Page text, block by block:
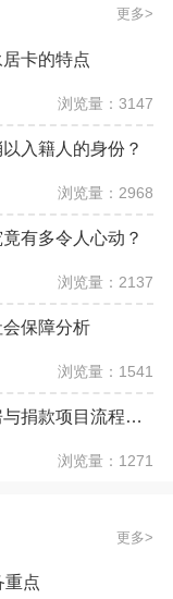
更多
卡的特点
浏览量：3147
入籍人的身份？
浏览量：2968
有多令人心动？
浏览量：2137
保障分析
浏览量：1541
塞浦路斯投资移民如何操作？购房与捐款项目流程解析
浏览量：1271
更多
重点